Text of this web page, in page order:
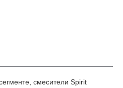
смесители Spirit